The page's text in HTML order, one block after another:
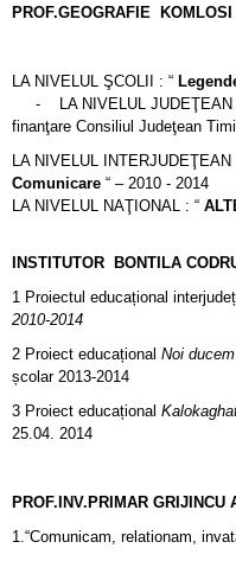
PROF.GEOGRAFIE
LA NIVELUL ŞCOLII : “
- LA NIVELUL JUDEŢEAN
finanţare Consiliul Judeţean
LA NIVELUL INTERJUDEŢEAN
Comunicare “ – 2010 - 2014
LA NIVELUL NAŢIONAL : “
INSTITUTOR BONTILA
1 Proiectul educațional
2010-2014
2 Proiect educațional Noi
școlar 2013-2014
3 Proiect educațional
25.04. 2014
PROF.INV.PRIMAR GRIJINCU
1.“Comunicam, relationam,